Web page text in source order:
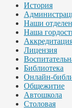
История
Наши
Наша
Лицензия
Библиотека
Онлайн-
Общежитие
Автошкола
Столовая